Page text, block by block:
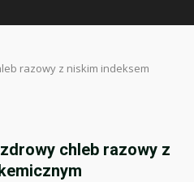
razowy z niskim indeksem
chleb razowy z